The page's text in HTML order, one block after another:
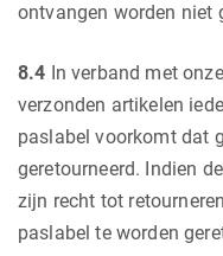
ontvangen worden niet
8.4 In verband met
verzonden artikelen
paslabel voorkomt dat
geretourneerd. Indien
zijn recht tot
paslabel te worden